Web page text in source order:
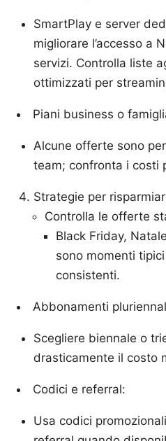
SmartPlay e server
migliorare l’accesso a
servizi. Controlla liste
ottimizzati per
Piani business o
Alcune offerte sono
team; confronta i costi
Strategie per
Controlla le offerte
Black Friday,
sono momenti
consistenti.
Abbonamenti
Scegliere biennale o
drasticamente il costo
Codici e referral:
Usa codici